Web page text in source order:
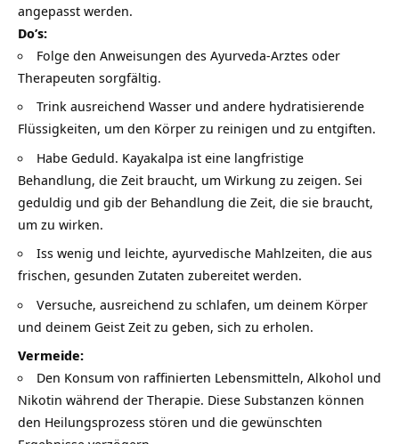
angepasst werden.
Do’s:
Folge den Anweisungen des Ayurveda-Arztes oder
Therapeuten sorgfältig.
Trink ausreichend Wasser und andere hydratisierende
Flüssigkeiten, um den Körper zu reinigen und zu entgiften.
Habe Geduld. Kayakalpa ist eine langfristige
Behandlung, die Zeit braucht, um Wirkung zu zeigen. Sei
geduldig und gib der Behandlung die Zeit, die sie braucht,
um zu wirken.
Iss wenig und leichte, ayurvedische Mahlzeiten, die aus
frischen, gesunden Zutaten zubereitet werden.
Versuche, ausreichend zu schlafen, um deinem Körper
und deinem Geist Zeit zu geben, sich zu erholen.
Vermeide:
Den Konsum von raffinierten Lebensmitteln, Alkohol und
Nikotin während der Therapie. Diese Substanzen können
den Heilungsprozess stören und die gewünschten